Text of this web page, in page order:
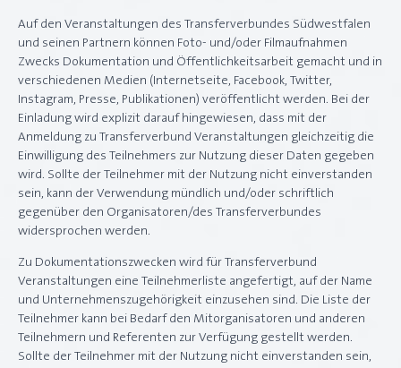
Auf den Veranstaltungen des Transferverbundes Südwestfalen
und seinen Partnern können Foto- und/oder Filmaufnahmen
Zwecks Dokumentation und Öffentlichkeitsarbeit gemacht und in
verschiedenen Medien (Internetseite, Facebook, Twitter,
Instagram, Presse, Publikationen) veröffentlicht werden. Bei der
Einladung wird explizit darauf hingewiesen, dass mit der
Anmeldung zu Transferverbund Veranstaltungen gleichzeitig die
Einwilligung des Teilnehmers zur Nutzung dieser Daten gegeben
wird. Sollte der Teilnehmer mit der Nutzung nicht einverstanden
sein, kann der Verwendung mündlich und/oder schriftlich
gegenüber den Organisatoren/des Transferverbundes
widersprochen werden.
Zu Dokumentationszwecken wird für Transferverbund
Veranstaltungen eine Teilnehmerliste angefertigt, auf der Name
und Unternehmenszugehörigkeit einzusehen sind. Die Liste der
Teilnehmer kann bei Bedarf den Mitorganisatoren und anderen
Teilnehmern und Referenten zur Verfügung gestellt werden.
Sollte der Teilnehmer mit der Nutzung nicht einverstanden sein,